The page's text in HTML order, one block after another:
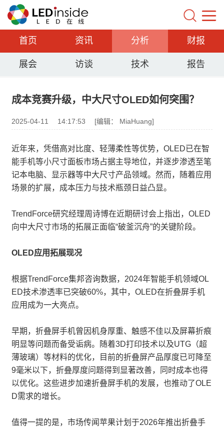
首页 资讯 分析 财报
展会 访谈 技术 报告
成本竞赛升级，中大尺寸OLED如何突围？
2025-04-11 14:17:53 [编辑： MiaHuang]
近年来，凭借高对比度、轻薄柔性等优势，OLED已在智
能手机等小尺寸面板市场占据主导地位，并逐步渗透至笔
记本电脑、显示器等中大尺寸产品领域。然而，随着应用
场景的扩展，成本压力与技术瓶颈日益凸显。
TrendForce研究经理周诗博在近期研讨会上指出，OLED
向中大尺寸市场的拓展正面临“破釜沉舟”的关键阶段。
OLED应用拓展现况
根据TrendForce集邦咨询数据，2024年智能手机领域OL
ED技术渗透率已突破60%，其中，OLED在折叠屏手机
应用成为一大亮点。
早期，折叠屏手机曾因机身厚重、触感不佳以及屏幕折痕
明显等问题而备受诟病。随着3D打印技术以及UTG（超
薄玻璃）等材料的优化，目前的折叠屏产品厚度已可降至
9毫米以下，折叠厚度问题得到显著改善，同时成本也得
以优化。这些进步加速折叠屏手机的发展，也推动了OLE
D需求的增长。
值得一提的是，市场传闻苹果计划于2026年推出折叠手